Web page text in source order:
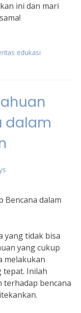
ini dan mari
edukasi
dalam
Bencana dalam
yang tidak bisa
yang cukup
melakukan
tepat. Inilah
bencana